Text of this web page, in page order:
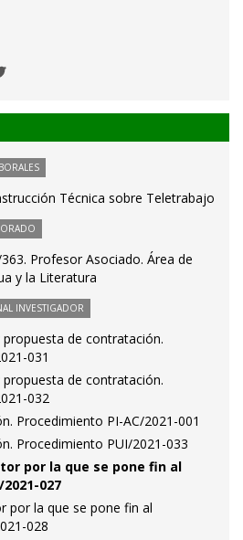
Técnica sobre Teletrabajo
Profesor Asociado. Área de
y la Literatura
INVESTIGADOR
de contratación.
031
de contratación.
032
Procedimiento PI-AC/2021-001
Procedimiento PUI/2021-033
por la que se pone fin al
027
por la que se pone fin al
028